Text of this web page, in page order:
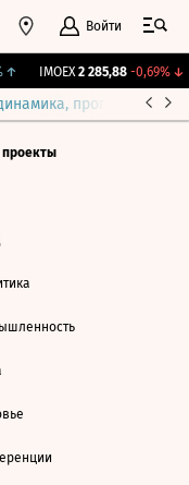
Войти
↑ IMOEX 2 285,88 -0,69%↓
прогнозы